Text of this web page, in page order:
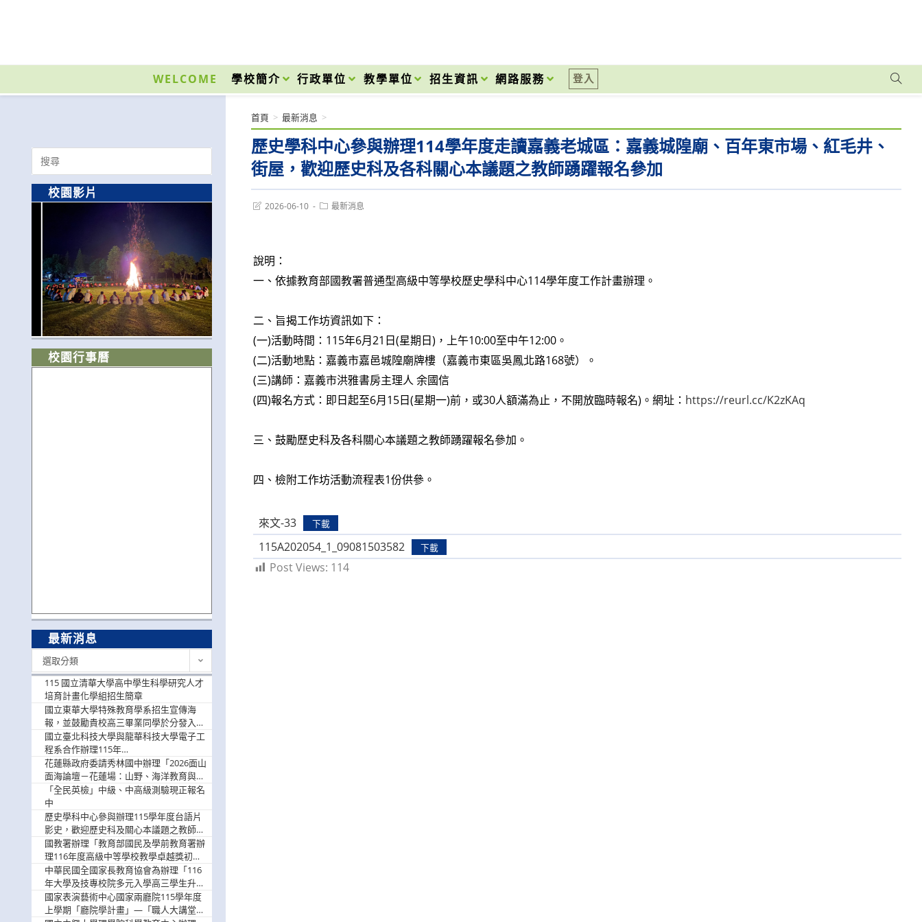
內
WELCOME 學校簡介 行政單位 教學單位 招生資訊 網路服務 登入
歷史學科中心參與辦理114學年度走讀嘉義老城區：嘉義城隍廟、百年東市場、紅毛井、
街屋，歡迎歷史科及各科關心本議題之教師踴躍報名參加
首頁 > 最新消息 >
Post2026-06-10
Post最新消息
說明：
一、依據教育部國教署普通型高級中等學校歷史學科中心114學年度工作計畫辦理。
二、旨揭工作坊資訊如下：
(一)活動時間：115年6月21日(星期日)，上午10:00至中午12:00。
(二)活動地點：嘉義市嘉邑城隍廟牌樓（嘉義市東區吳鳳北路168號）。
(三)講師：嘉義市洪雅書房主理人 余國信
(四)報名方式：即日起至6月15日(星期一)前，或30人額滿為止，不開放臨時報名)。網址： https://reurl.cc/K2zKAq
三、鼓勵歷史科及各科關心本議題之教師踴躍報名參加。
四、檢附工作坊活動流程表1份供參。
來文-33 下載
115A202054_1_09081503582 下載
Post Views: 114
Search
for:
校園影片
校園行事曆
最新消息
選取分類
115 國立清華大學高中學生科學研究人才
培育計畫化學組招生簡章
國立東華大學特殊教育學系招生宣傳海
報，並鼓勵貴校高三畢業同學於分發入學
階段踴躍選填。
國立臺北科技大學與龍華科技大學電子工
程系合作辦理115年
「115.08.10~08.12「AI賦能應用於智慧半
導體研習營」，歡迎學生踴躍報名參加
花蓮縣政府委請秀林國中辦理「2026面山
面海論壇－花蓮場：山野、海洋教育與戶
外安全實務課程」，歡迎踴躍報名參加
「全民英檢」中級、中高級測驗現正報名
中
歷史學科中心參與辦理115學年度台語片
影史，歡迎歷史科及關心本議題之教師踴
躍報名參加
國教署辦理「教育部國民及學前教育署辦
理116年度高級中等學校教學卓越獎初選
實施計畫」，鼓勵教師踴躍報名
中華民國全國家長教育協會為辦理「116
年大學及技專校院多元入學高三學生升學
輔導家長說明會」
國家表演藝術中心國家兩廳院115學年度
上學期「廳院學計畫」—「職人大講堂」